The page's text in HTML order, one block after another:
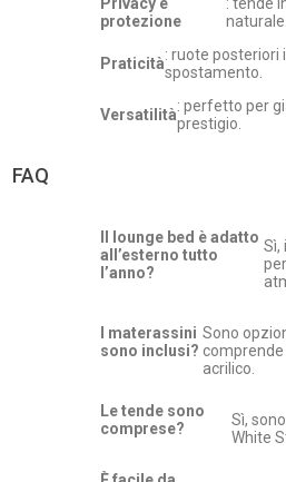
protezione
naturale.
Praticità: ruote posteriori
spostamento.
Versatilità: perfetto per
prestigio.
FAQ
Il lounge bed è adatto
all’esterno tutto
l’anno?
Sì,
I materassini
sono inclusi?
Sono
acrilico.
Le tende sono
comprese?
Sì,
White